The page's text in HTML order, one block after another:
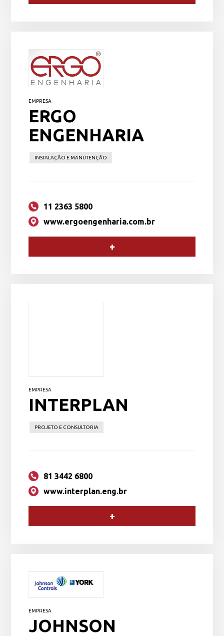
EMPRESA
ERGO
ENGENHARIA
INSTALAÇÃO E MANUTENÇÃO
11 2363 5800
www.ergoengenharia.com.br
+
EMPRESA
INTERPLAN
PROJETO E CONSULTORIA
81 3442 6800
www.interplan.eng.br
+
EMPRESA
JOHNSON